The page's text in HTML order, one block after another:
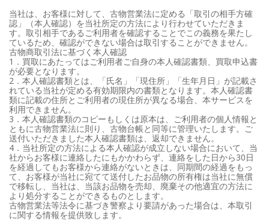
当社は、お客様に対して、古物営業法に定める「取引の相手方確
認」（本人確認）を当社所定の方法により行わせていただきま
す。取引相手であるご利用者を確認することでこの義務を果たし
ているため、確認ができない場合は取引することができません。
古物商取引法に基づく本人確認
1．買取にあたってはご利用者ご自身の本人確認書類、買取申込書
が必要となります。
2．本人確認書類とは、「氏名」「現住所」「生年月日」が記載さ
れている当社が定める有効期限内の書類となります。本人確認書
類に記載の住所とご利用者の現住所が異なる場合、本サービスを
利用できません。
3．本人確認書類のコピーもしくは原本は、ご利用者の個人情報と
ともに古物営業法に則り、古物台帳と同等に管理いたします。ご
送付いただきました本人確認書類は、返却できません。
4．当社所定の方法による本人確認が成立しない場合において、当
社からお客様に連絡したにもかかわらず、連絡をした日から30日
を経過してもお客様から連絡がないときは、同期間の経過をもっ
て、お客様が当社に宛てて送付したお品物の所有権は当社に無償
で移転し、当社は、当該お品物を売却、廃棄その他適宜の方法に
より処分することができるものとします。
古物営業法等法令に基づき警察より要請があった場合は、本取引
に関する情報を提供致します。